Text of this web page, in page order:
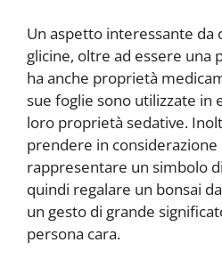
Un aspetto interessante da
glicine, oltre ad essere una
ha anche proprietà
sue foglie sono utilizzate in
loro proprietà sedative.
prendere in considerazione
rappresentare un simbolo
quindi regalare un bonsai
un gesto di grande
persona cara.